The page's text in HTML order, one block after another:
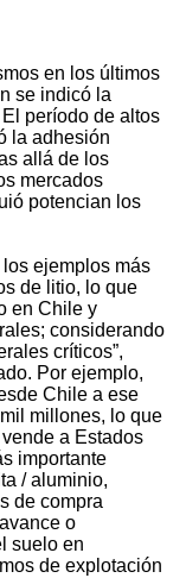
en los últimos
se indicó la
período de altos
la adhesión
allá de los
mercados
potencian los
ejemplos más
de litio, lo que
en Chile y
considerando
críticos”,
Por ejemplo,
Chile a ese
millones, lo que
a Estados
importante
/ aluminio,
de compra
o
suelo en
de explotación